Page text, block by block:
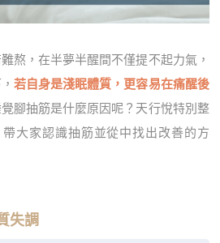
熬，在半夢半醒間不僅提不起力氣，
若自身是淺眠體質，更容易在痛醒後
覺腳抽筋是什麼原因呢？天行悅特別整
大家認識抽筋並從中找出改善的方
失調